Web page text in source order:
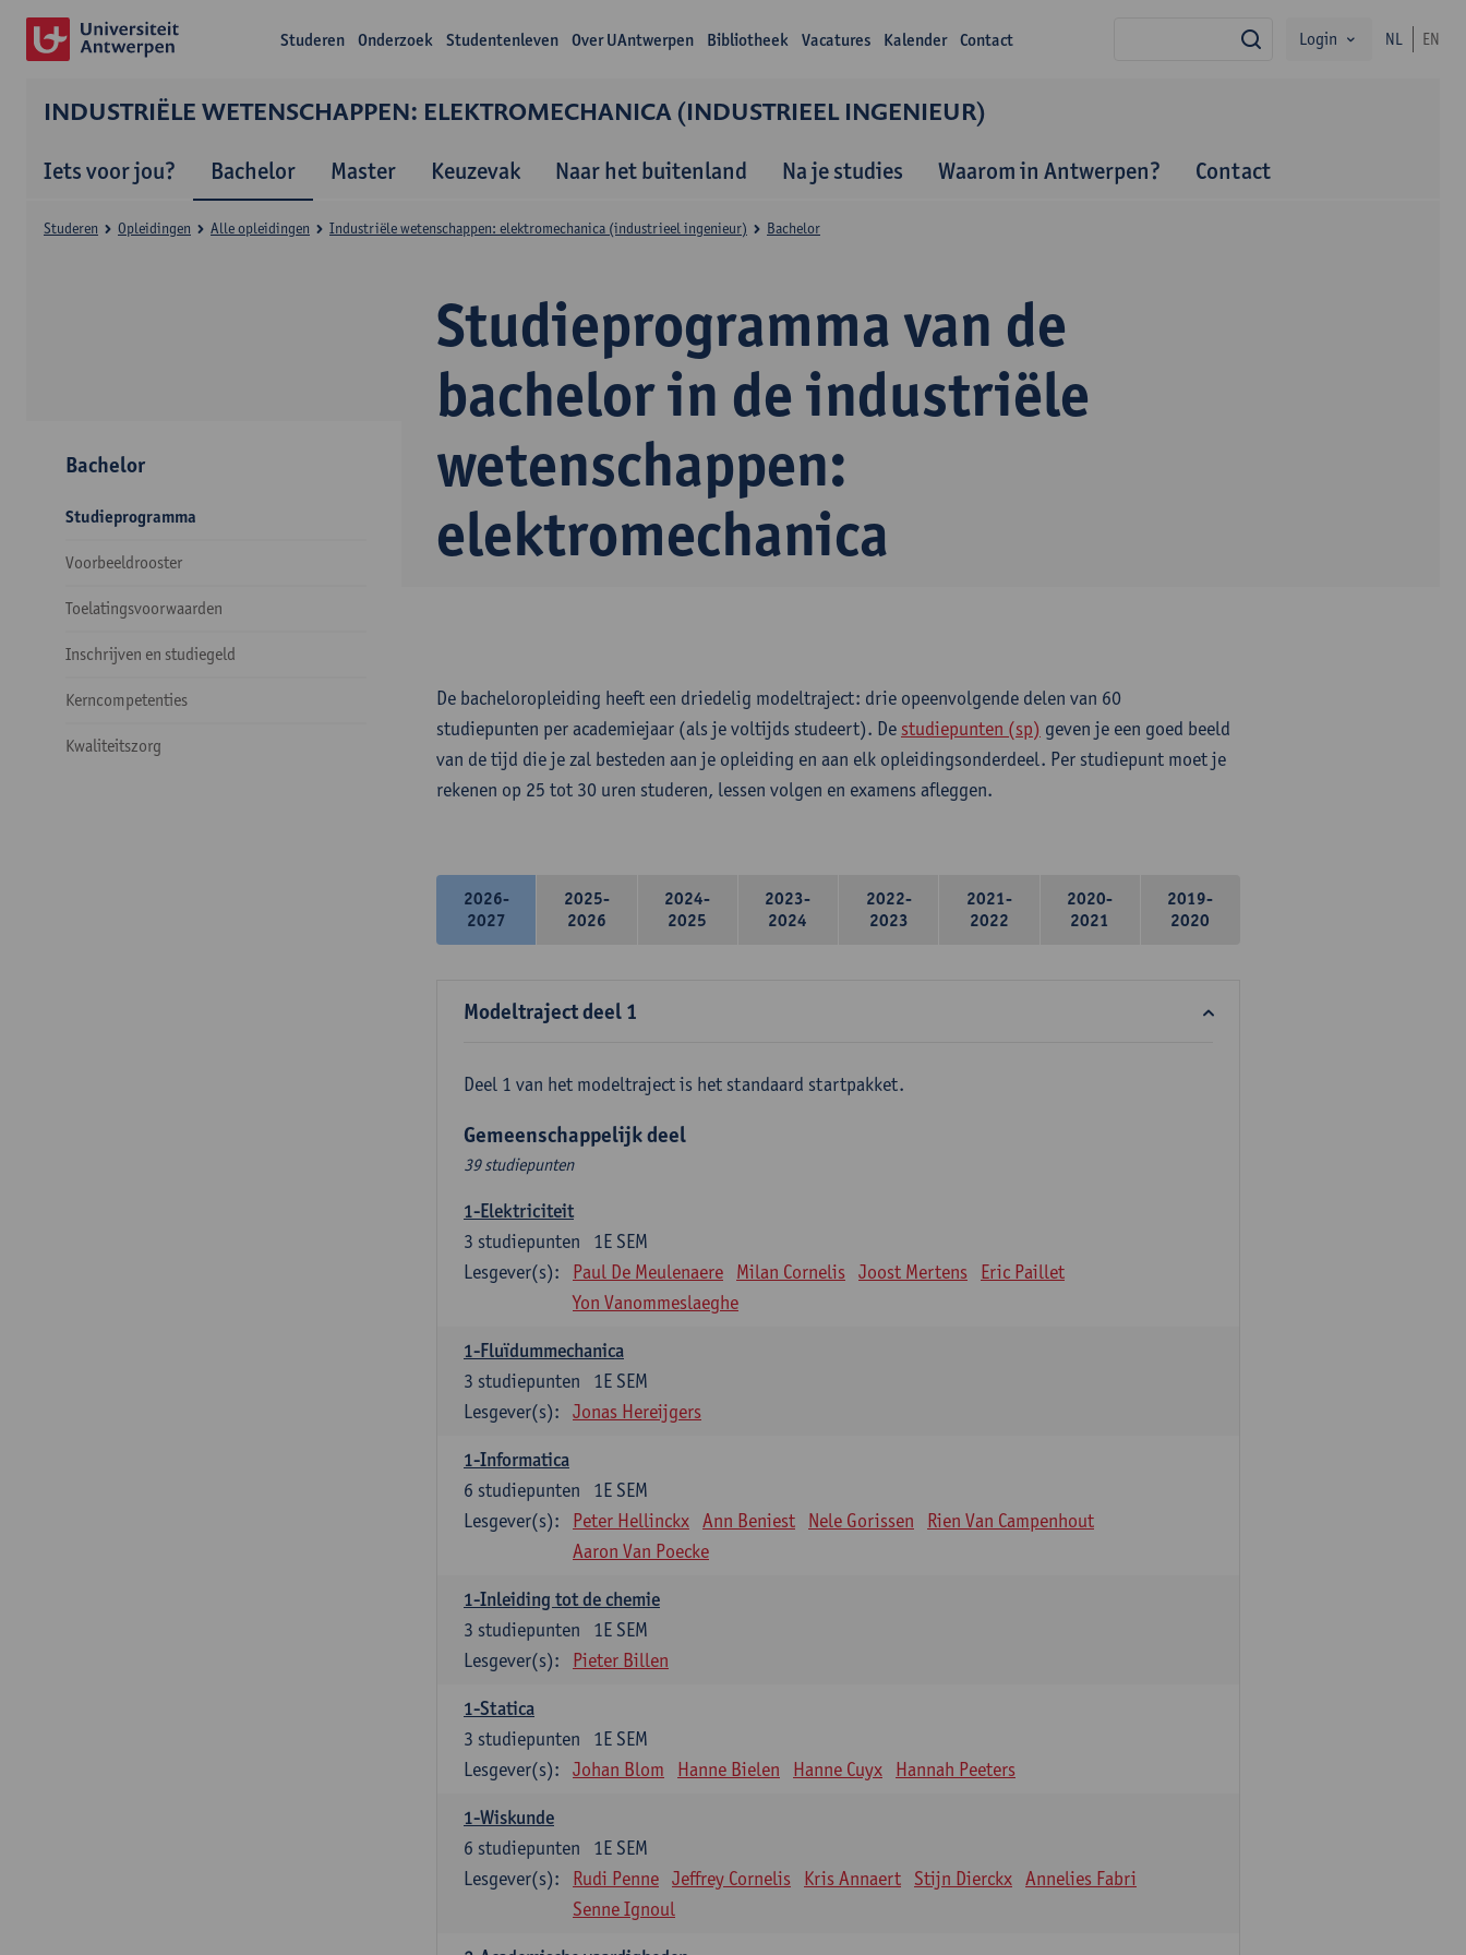
Studeren Onderzoek Studentenleven Over UAntwerpen Bibliotheek Vacatures Kalender Contact zoekLogin NL EN
INDUSTRIËLE WETENSCHAPPEN: ELEKTROMECHANICA (INDUSTRIEEL INGENIEUR)
Iets voor jou? Bachelor Master Keuzevak Naar het buitenland Na je studies Waarom in Antwerpen? Contact
Studieprogramma van de
bachelor in de industriële
wetenschappen:
elektromechanica
Studeren Opleidingen Alle opleidingen Industriële wetenschappen: elektromechanica (industrieel ingenieur) Bachelor
Bachelor
Studieprogramma
Voorbeeldrooster
Toelatingsvoorwaarden
Inschrijven en studiegeld
Kerncompetenties
Kwaliteitszorg
De bacheloropleiding heeft een driedelig modeltraject: drie opeenvolgende delen van 60
studiepunten per academiejaar (als je voltijds studeert). De studiepunten (sp) geven je een goed beeld
van de tijd die je zal besteden aan je opleiding en aan elk opleidingsonderdeel. Per studiepunt moet je
rekenen op 25 tot 30 uren studeren, lessen volgen en examens afleggen.
2026-
2027
2025-
2026
2024-
2025
2023-
2024
2022-
2023
2021-
2022
2020-
2021
2019-
2020
Modeltraject deel 1
Deel 1 van het modeltraject is het standaard startpakket.
Gemeenschappelijk deel
39 studiepunten
1-Elektriciteit
1E SEM
3 studiepunten
Lesgever(s):
Paul De Meulenaere Milan Cornelis Joost Mertens
Eric Paillet
Yon Vanommeslaeghe
1-Fluïdummechanica
1E SEM
3 studiepunten
Lesgever(s):
Jonas Hereijgers
1-Informatica
1E SEM
6 studiepunten
Lesgever(s):
Peter Hellinckx Ann Beniest Nele Gorissen
Rien Van Campenhout
Aaron Van Poecke
1-Inleiding tot de chemie
1E SEM
3 studiepunten
Lesgever(s):
Pieter Billen
1-Statica
1E SEM
3 studiepunten
Lesgever(s):
Johan Blom Hanne Bielen Hanne Cuyx Hannah Peeters
1-Wiskunde
1E SEM
6 studiepunten
Lesgever(s):
Rudi Penne Jeffrey Cornelis Kris Annaert Stijn Dierckx Annelies Fabri
Senne Ignoul